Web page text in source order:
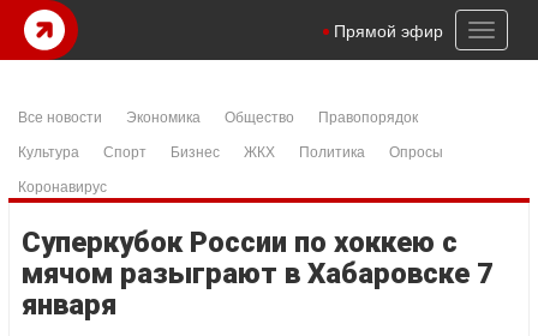
Toggle
Прямой эфир
Все новости Экономика Общество
Правопорядок
Культура
Спорт Бизнес ЖКХ Политика
Опросы
Коронавирус
Cуперкубок России по хоккею с
мячом разыграют в Хабаровске 7
января